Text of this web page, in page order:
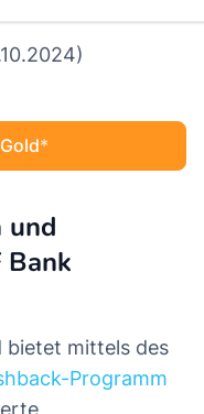
und
Bank
bietet mittels des
Programm